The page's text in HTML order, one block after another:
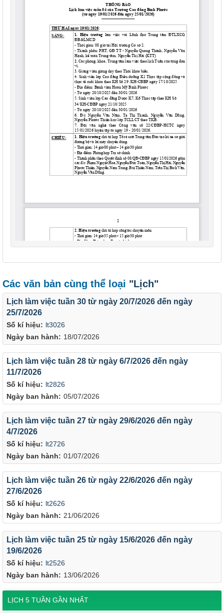
Các văn bản cùng thể loại "Lịch"
Số kí hiệu: lt3026
Ngày ban hành: 18/07/2026
Lịch làm việc tuần 30 từ ngày 20/7/2026 đến ngày
25/7/2026
Số kí hiệu: lt2826
Ngày ban hành: 05/07/2026
Lịch làm việc tuần 28 từ ngày 6/7/2026 đến ngày
11/7/2026
Số kí hiệu: lt2726
Ngày ban hành: 01/07/2026
Lịch làm việc tuần 27 từ ngày 29/6/2026 đến ngày
4/7/2026
Số kí hiệu: lt2626
Ngày ban hành: 21/06/2026
Lịch làm việc tuần 26 từ ngày 22/6/2026 đến ngày
27/6/2026
Số kí hiệu: lt2526
Ngày ban hành: 13/06/2026
Lịch làm việc tuần 25 từ ngày 15/6/2026 đến ngày
19/6/2026
LỊCH 5 TUẦN GẦN NHẤT